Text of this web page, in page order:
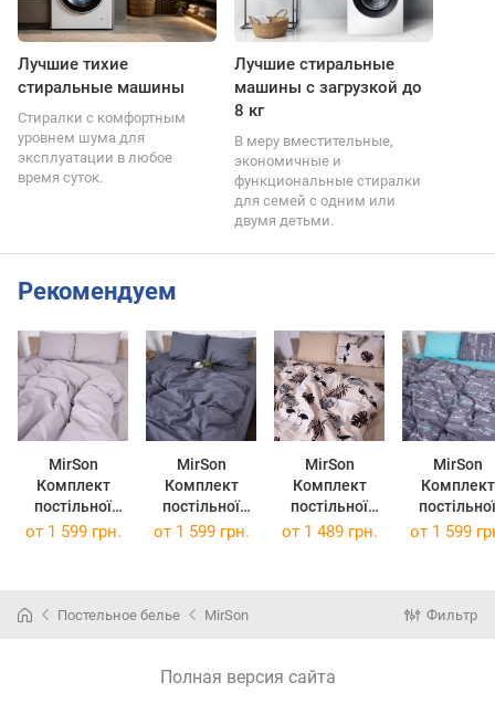
Лучшие тихие
стиральные машины
Стиралки с комфортным
уровнем шума для
эксплуатации в любое
время суток.
Лучшие стиральные
машины с загрузкой до
8 кг
В меру вместительные,
экономичные и
функциональные стиралки
для семей с одним или
двумя детьми.
Рекомендуем
MirSon
Комплект
постільної
білизни Бязь
MirSon
Комплект
постільної
білизни Бязь
MirSon
Комплект
постільної
білизни Бязь
MirSon
Комплект
постільної
білизни Бязь
от 1 599 грн. от 1 599 грн. от 1 489 грн. от 1 599
Постельное белье MirSon Фильтр
Полная версия сайта